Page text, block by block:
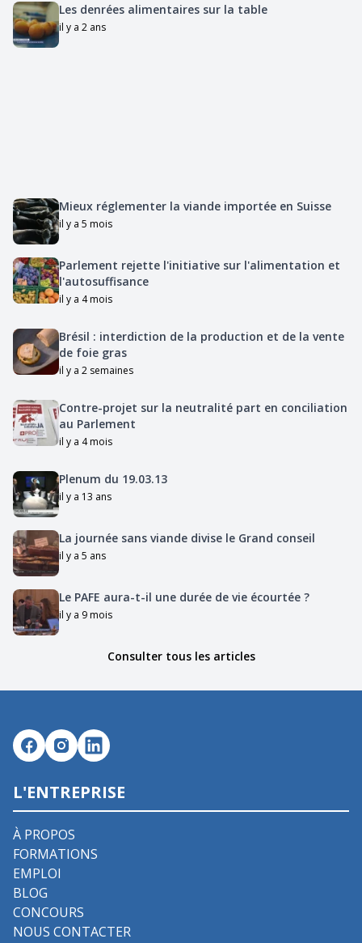
Les denrées alimentaires sur la table
il y a 2 ans
Mieux réglementer la viande importée en Suisse
il y a 5 mois
Parlement rejette l'initiative sur l'alimentation et
l'autosuffisance
il y a 4 mois
Brésil : interdiction de la production et de la vente
de foie gras
il y a 2 semaines
Contre-projet sur la neutralité part en conciliation
au Parlement
il y a 4 mois
Plenum du 19.03.13
il y a 13 ans
La journée sans viande divise le Grand conseil
il y a 5 ans
Le PAFE aura-t-il une durée de vie écourtée ?
il y a 9 mois
Consulter tous les articles
L'ENTREPRISE
À PROPOS
FORMATIONS
EMPLOI
BLOG
CONCOURS
NOUS CONTACTER